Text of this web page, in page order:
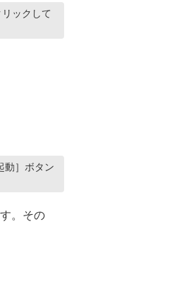
ックして
動］ボタン
。その